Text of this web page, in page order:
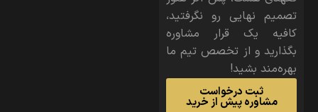
تصمیم نهایی رو نگرفتید،
کافیه یک قرار مشاوره
بگذارید و از تخصص تیم ما
بهره‌مند بشید!
ثبت درخواست
مشاوره پیش از خرید